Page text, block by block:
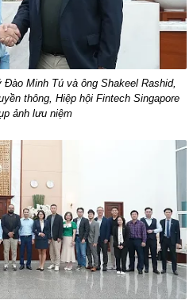
Minh Tú và ông Shakeel Rashid,
thông, Hiệp hội Fintech Singapore
ảnh lưu niệm